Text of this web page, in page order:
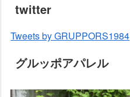
twitter
Tweets by GRUPPORS1984
グルッポアパレル